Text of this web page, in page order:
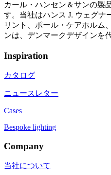
カール・ハンセン＆サンの製
す。当社はハンス J. ウェグ
リント、ポール・ケアホルム
ンは、デンマークデザインを
Inspiration
カタログ
ニュースレター
Cases
Bespoke lighting
Company
当社について